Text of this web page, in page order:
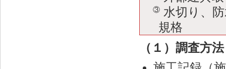
③ 水切り、
規格
（１）調査方法